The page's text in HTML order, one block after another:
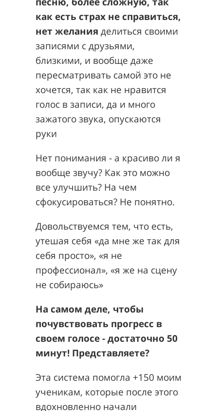
как есть страх не справиться,
нет желания делиться своими
записями с друзьями,
близкими, и вообще даже
пересматривать самой это не
хочется, так как не нравится
голос в записи, да и много
зажатого звука, опускаются
руки
Нет понимания - а красиво ли я
вообще звучу? Как это можно
все улучшить? На чем
сфокусироваться? Не понятно.
Довольствуемся тем, что есть,
утешая себя «да мне же так для
себя просто», «я не
профессионал», «я же на сцену
не собираюсь»
На самом деле, чтобы
почувствовать прогресс в
своем голосе - достаточно 50
минут! Представляете?
Эта система помогла +150 моим
ученикам, которые после этого
вдохновленно начали